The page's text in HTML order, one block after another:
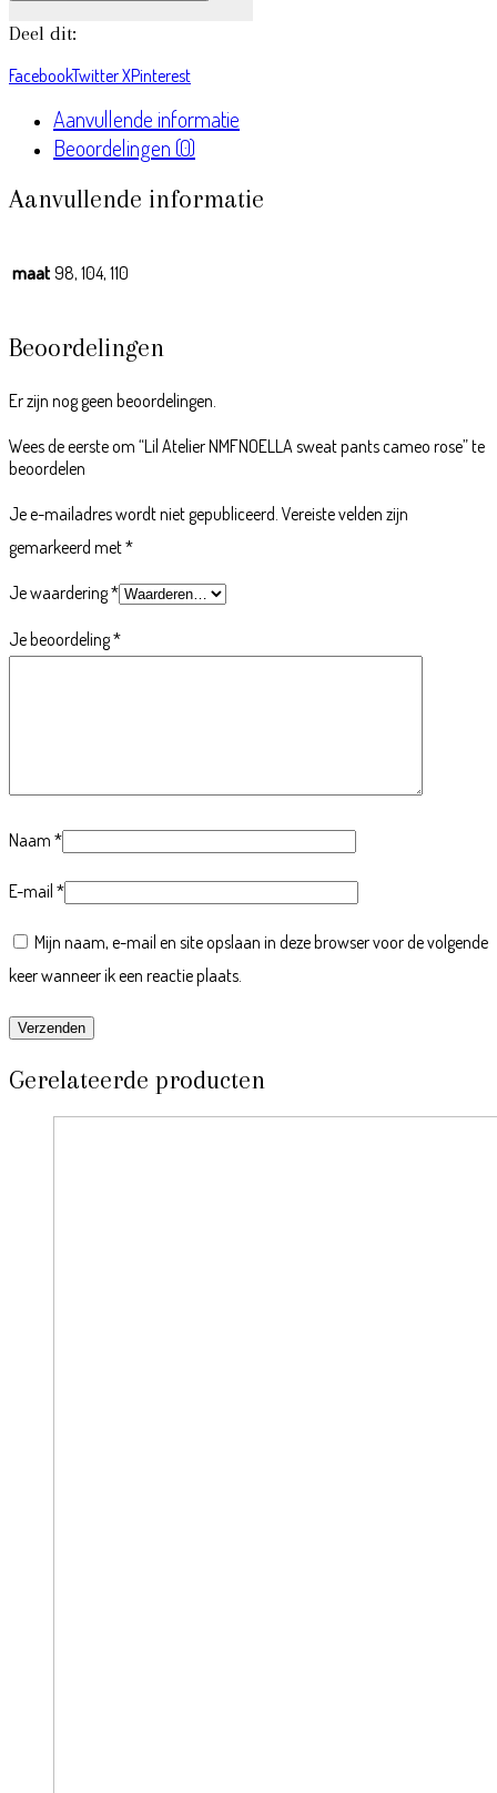
Deel dit:
FacebookTwitter XPinterest
Aanvullende informatie
Beoordelingen (0)
Aanvullende informatie
maat 98, 104, 110
Beoordelingen
Er zijn nog geen beoordelingen.
Wees de eerste om “Lil Atelier NMFNOELLA sweat pants cameo rose” te
beoordelen
Je e-mailadres wordt niet gepubliceerd. Vereiste velden zijn
gemarkeerd met*
Je waardering*
Je beoordeling*
Naam *
E-mail *
Mijn naam, e-mail en site opslaan in deze browser voor de volgende
keer wanneer ik een reactie plaats.
Gerelateerde producten